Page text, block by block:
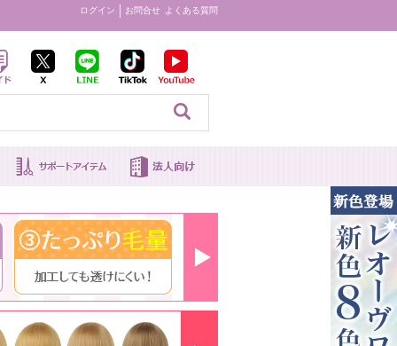
ログイン お問合せ よくある質問